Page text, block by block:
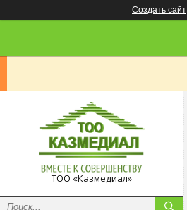
Создать сайт
ТОО «Казмедиал»